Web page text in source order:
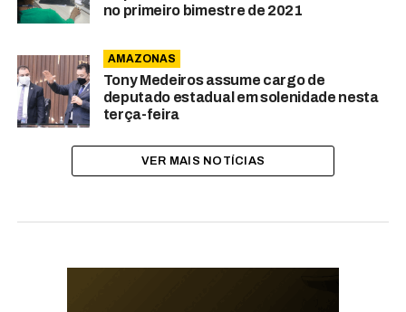
no primeiro bimestre de 2021
AMAZONAS
Tony Medeiros assume cargo de
deputado estadual em solenidade nesta
terça-feira
VER MAIS NOTÍCIAS